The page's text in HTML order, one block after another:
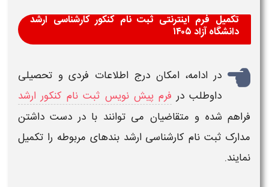
تکمیل فرم اینترنتی ثبت نام کنکور کارشناسی ارشد
دانشگاه آزاد ۱۴۰۵
در ادامه، امکان درج اطلاعات فردی و تحصیلی
داوطلب در فرم پیش نویس ثبت نام کنکور ارشد
فراهم شده و متقاضیان می توانند با در دست داشتن
مدارک ثبت نام کارشناسی ارشدبندهای مربوطه را تکمیل
نمایند.